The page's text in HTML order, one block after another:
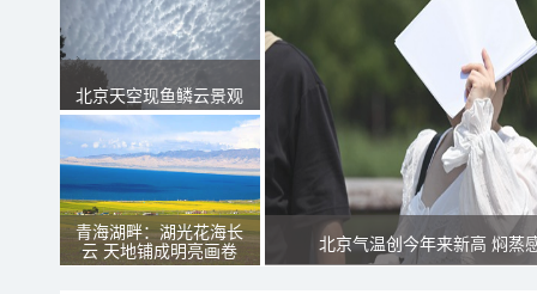
北京天空现鱼鳞云景观
青海湖畔：湖光花海长
云 天地铺成明亮画卷
北京气温创今年来新高 焖蒸